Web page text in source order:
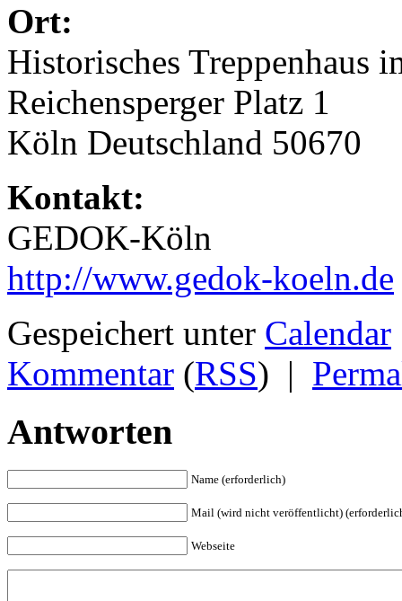
Ort:
Historisches Treppenhaus
Reichensperger Platz 1
Köln Deutschland 50670
Kontakt:
GEDOK-Köln
http://www.gedok-koeln.de
Gespeichert unter Calendar
Kommentar (RSS) |
Antworten
Name (erforderlich)
Mail (wird nicht veröffentlicht)
Webseite